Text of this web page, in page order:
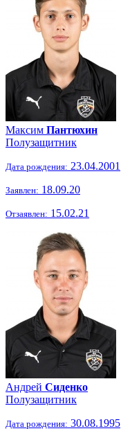
Максим Пантюхин
Полузащитник
Дата рождения: 23.04.2001
Заявлен: 18.09.20
Отзаявлен: 15.02.21
Андрей Сиденко
Полузащитник
Дата рождения: 30.08.1995